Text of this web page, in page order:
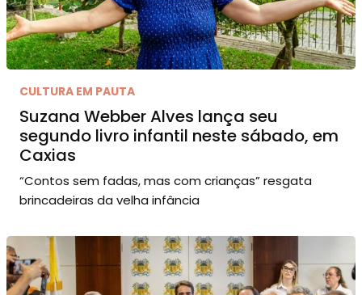
CULTURA EM PAUTA
Suzana Webber Alves lança seu
segundo livro infantil neste sábado, em
Caxias
“Contos sem fadas, mas com crianças” resgata
brincadeiras da velha infância